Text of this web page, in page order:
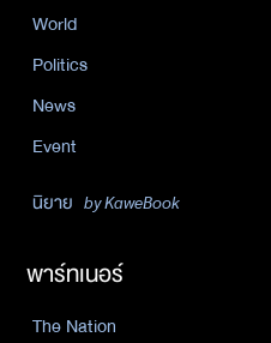
World
Politics
News
Event
นิยาย by KaweBook
พาร์ทเนอร์
The Nation